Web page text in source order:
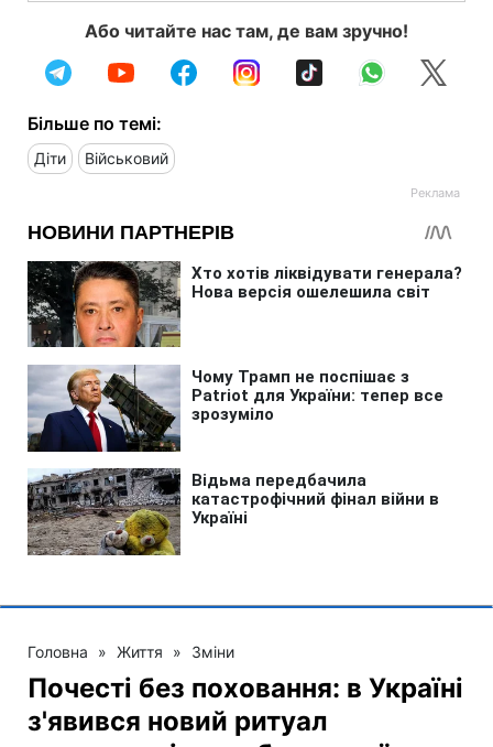
Або читайте нас там, де вам зручно!
Більше по темі:
Діти Військовий
Головна » Життя » Зміни
Почесті без поховання: в Україні
з'явився новий ритуал